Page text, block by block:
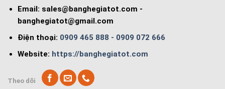
Email: sales@banghegiatot.com -
banghegiatot@gmail.com
Điện thoại: 0909 465 888 - 0909 072 666
Website: https://banghegiatot.com
Theo dõi